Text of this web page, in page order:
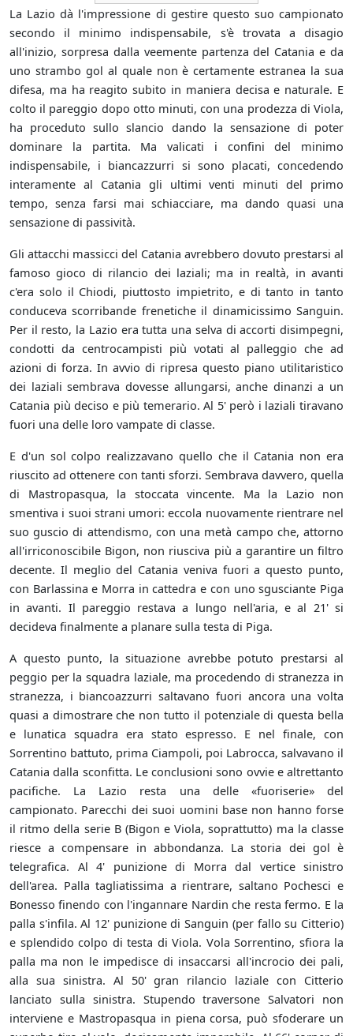
La Lazio dà l'impressione di gestire questo suo campionato
secondo il minimo indispensabile, s'è trovata a disagio
all'inizio, sorpresa dalla veemente partenza del Catania e da
uno strambo gol al quale non è certamente estranea la sua
difesa, ma ha reagito subito in maniera decisa e naturale. E
colto il pareggio dopo otto minuti, con una prodezza di Viola,
ha proceduto sullo slancio dando la sensazione di poter
dominare la partita. Ma valicati i confini del minimo
indispensabile, i biancazzurri si sono placati, concedendo
interamente al Catania gli ultimi venti minuti del primo
tempo, senza farsi mai schiacciare, ma dando quasi una
sensazione di passività.
Gli attacchi massicci del Catania avrebbero dovuto prestarsi al
famoso gioco di rilancio dei laziali; ma in realtà, in avanti
c'era solo il Chiodi, piuttosto impietrito, e di tanto in tanto
conduceva scorribande frenetiche il dinamicissimo Sanguin.
Per il resto, la Lazio era tutta una selva di accorti disimpegni,
condotti da centrocampisti più votati al palleggio che ad
azioni di forza. In avvio di ripresa questo piano utilitaristico
dei laziali sembrava dovesse allungarsi, anche dinanzi a un
Catania più deciso e più temerario. Al 5' però i laziali tiravano
fuori una delle loro vampate di classe.
E d'un sol colpo realizzavano quello che il Catania non era
riuscito ad ottenere con tanti sforzi. Sembrava davvero, quella
di Mastropasqua, la stoccata vincente. Ma la Lazio non
smentiva i suoi strani umori: eccola nuovamente rientrare nel
suo guscio di attendismo, con una metà campo che, attorno
all'irriconoscibile Bigon, non riusciva più a garantire un filtro
decente. Il meglio del Catania veniva fuori a questo punto,
con Barlassina e Morra in cattedra e con uno sgusciante Piga
in avanti. Il pareggio restava a lungo nell'aria, e al 21' si
decideva finalmente a planare sulla testa di Piga.
A questo punto, la situazione avrebbe potuto prestarsi al
peggio per la squadra laziale, ma procedendo di stranezza in
stranezza, i biancoazzurri saltavano fuori ancora una volta
quasi a dimostrare che non tutto il potenziale di questa bella
e lunatica squadra era stato espresso. E nel finale, con
Sorrentino battuto, prima Ciampoli, poi Labrocca, salvavano il
Catania dalla sconfitta. Le conclusioni sono ovvie e altrettanto
pacifiche. La Lazio resta una delle «fuoriserie» del
campionato. Parecchi dei suoi uomini base non hanno forse
il ritmo della serie B (Bigon e Viola, soprattutto) ma la classe
riesce a compensare in abbondanza. La storia dei gol è
telegrafica. Al 4' punizione di Morra dal vertice sinistro
dell'area. Palla tagliatissima a rientrare, saltano Pochesci e
Bonesso finendo con l'ingannare Nardin che resta fermo. E la
palla s'infila. Al 12' punizione di Sanguin (per fallo su Citterio)
e splendido colpo di testa di Viola. Vola Sorrentino, sfiora la
palla ma non le impedisce di insaccarsi all'incrocio dei pali,
alla sua sinistra. Al 50' gran rilancio laziale con Citterio
lanciato sulla sinistra. Stupendo traversone Salvatori non
interviene e Mastropasqua in piena corsa, può sfoderare un